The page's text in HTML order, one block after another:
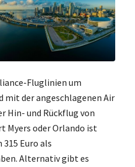
Fluglinien um
mit der angeschlagenen Air
Hin- und Rückflug von
Myers oder Orlando ist
Euro als
Alternativ gibt es